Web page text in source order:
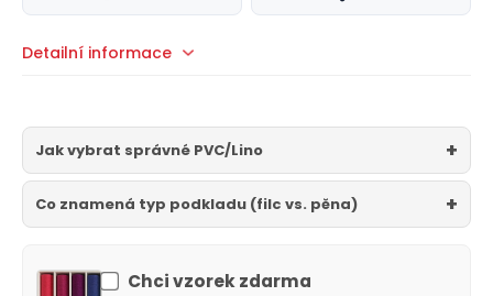
Detailní informace
Jak vybrat správné PVC/Lino
Co znamená typ podkladu (filc vs. pěna)
Chci vzorek zdarma